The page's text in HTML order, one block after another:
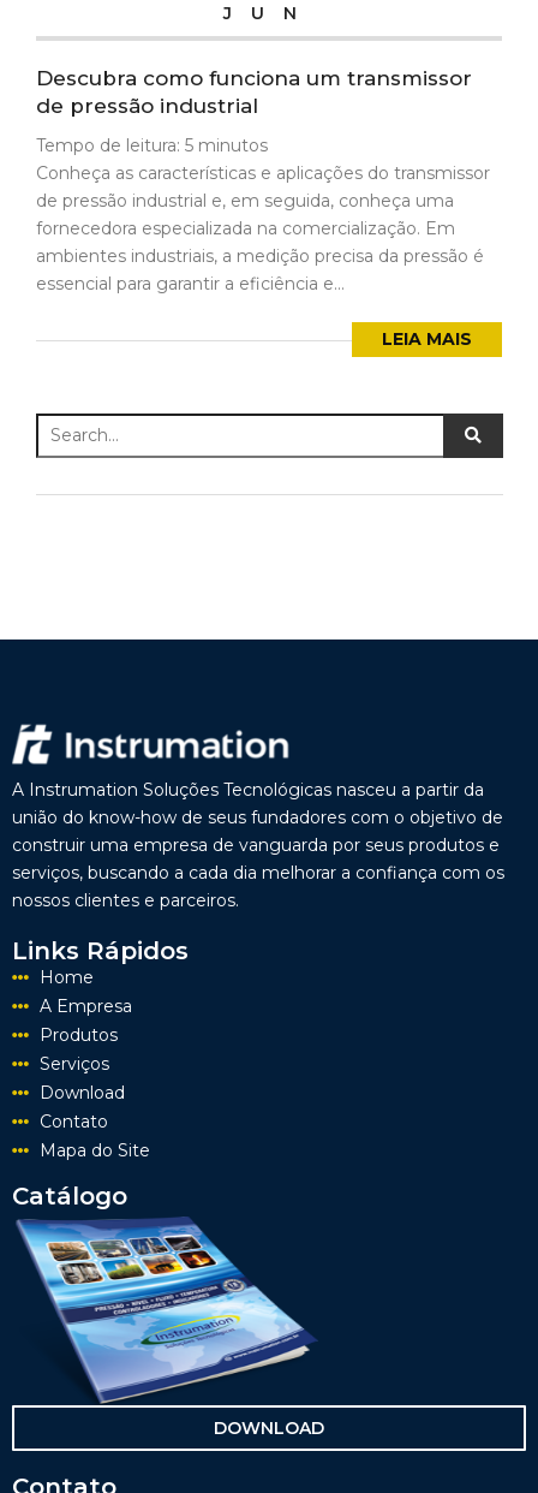
JUN
Descubra como funciona um transmissor
de pressão industrial
Tempo de leitura: 5 minutos
Conheça as características e aplicações do transmissor
de pressão industrial e, em seguida, conheça uma
fornecedora especializada na comercialização. Em
ambientes industriais, a medição precisa da pressão é
essencial para garantir a eficiência e...
LEIA MAIS
A Instrumation Soluções Tecnológicas nasceu a partir da
união do know-how de seus fundadores com o objetivo de
construir uma empresa de vanguarda por seus produtos e
serviços, buscando a cada dia melhorar a confiança com os
nossos clientes e parceiros.
Links Rápidos
Home
A Empresa
Produtos
Serviços
Download
Contato
Mapa do Site
Catálogo
DOWNLOAD
Contato